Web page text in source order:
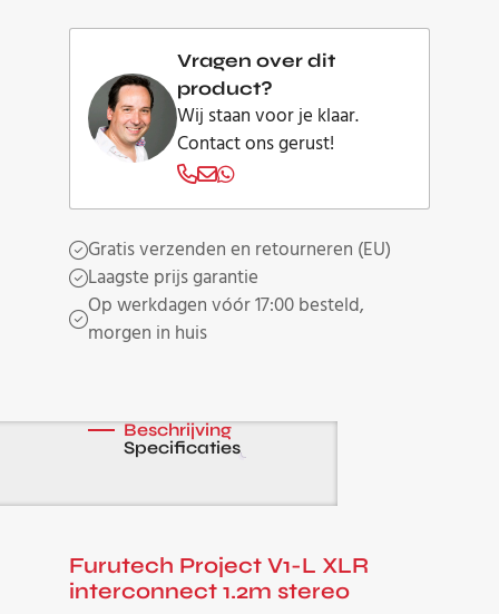
interlink
Vragen over dit
product?
Wij staan voor je klaar.
Contact ons gerust!
Gratis verzenden en retourneren (EU)
Laagste prijs garantie
Op werkdagen vóór 17:00 besteld,
morgen in huis
Beschrijving
Specificaties
Furutech Project V1-L XLR
interconnect 1.2m stereo